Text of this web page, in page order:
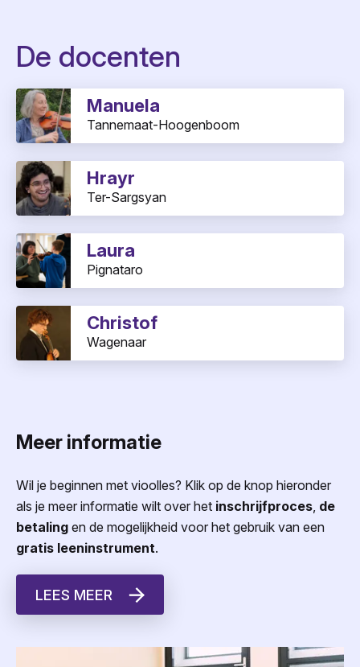
De docenten
Manuela
Tannemaat-Hoogenboom
Hrayr
Ter-Sargsyan
Laura
Pignataro
Christof
Wagenaar
Meer informatie
Wil je beginnen met vioolles? Klik op de knop hieronder
als je meer informatie wilt over het inschrijfproces, de
betaling en de mogelijkheid voor het gebruik van een
gratis leeninstrument.
LEES MEER